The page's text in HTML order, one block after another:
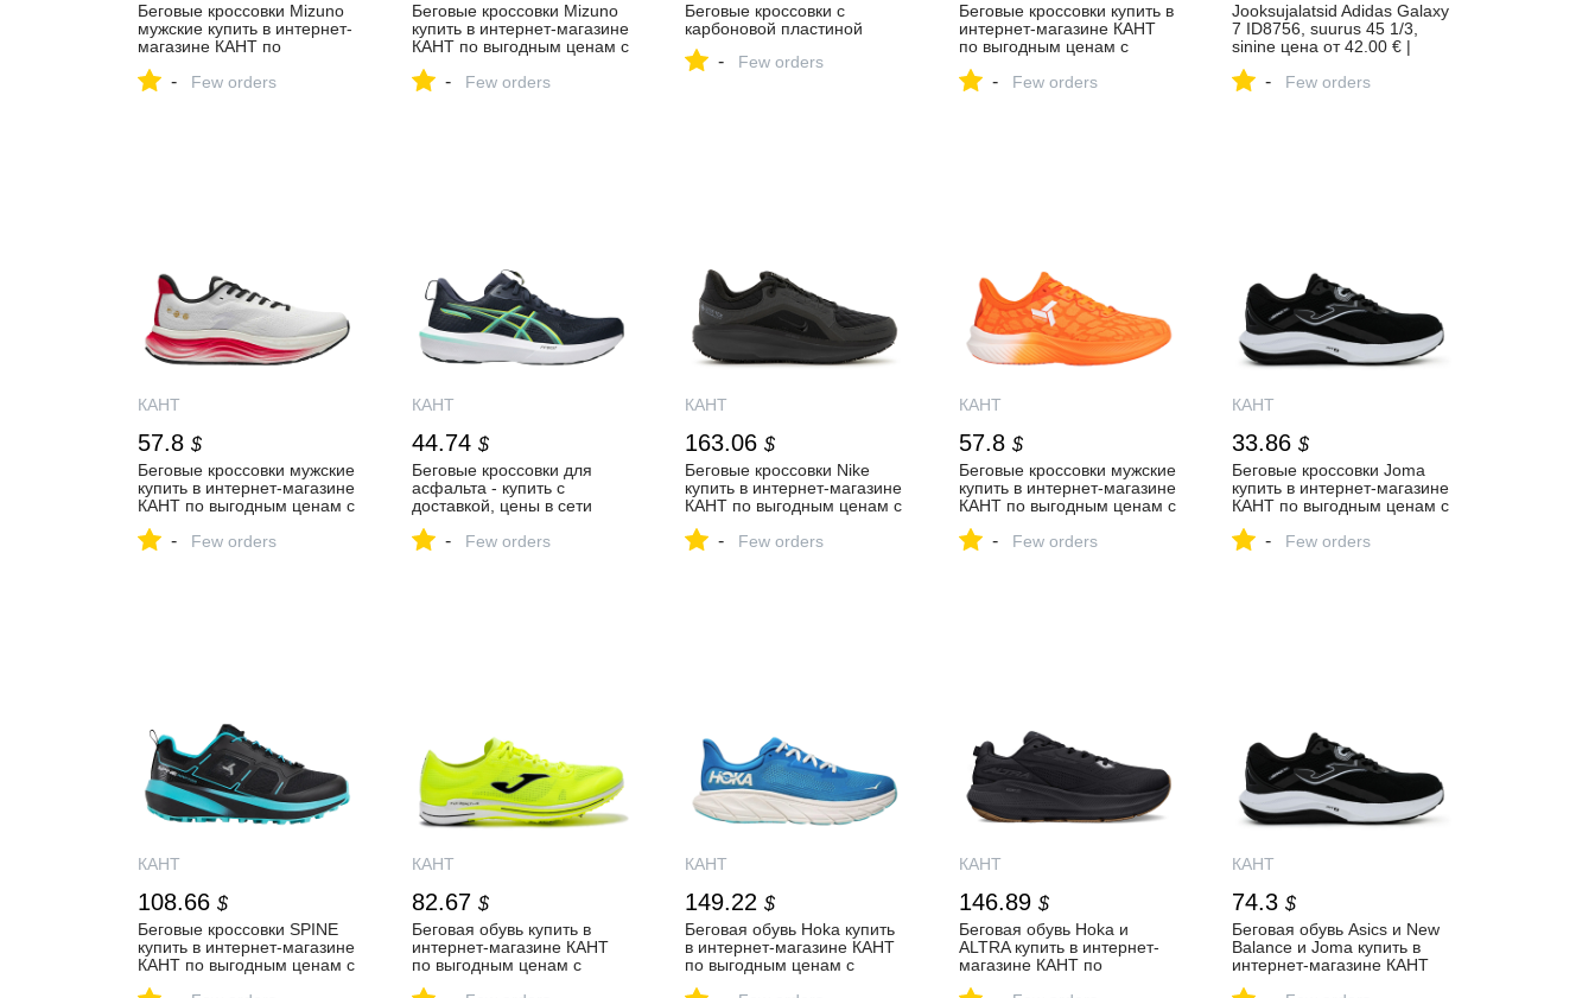
Беговые кроссовки Mizuno
мужские купить в интернет-
магазине КАНТ по
доставкой по Москве и
- Few orders
Беговые кроссовки Mizuno
купить в интернет-магазине
КАНТ по выгодным ценам с
России
- Few orders
Беговые кроссовки с
карбоновой пластиной
- Few orders
Беговые кроссовки купить в
интернет-магазине КАНТ
по выгодным ценам с
России
- Few orders
Jooksujalatsid Adidas Galaxy
7 ID8756, suurus 45 1/3,
sinine цена от 42.00 € |
- Few orders
КАНТ
57.8 $
Беговые кроссовки мужские
купить в интернет-магазине
КАНТ по выгодным ценам с
России
- Few orders
КАНТ
44.74 $
Беговые кроссовки для
асфальта - купить с
доставкой, цены в сети
- Few orders
КАНТ
163.06 $
Беговые кроссовки Nike
купить в интернет-магазине
КАНТ по выгодным ценам с
России
- Few orders
КАНТ
57.8 $
Беговые кроссовки мужские
купить в интернет-магазине
КАНТ по выгодным ценам с
России
- Few orders
КАНТ
33.86 $
Беговые кроссовки Joma
купить в интернет-магазине
КАНТ по выгодным ценам с
России
- Few orders
КАНТ
108.66 $
Беговые кроссовки SPINE
купить в интернет-магазине
КАНТ по выгодным ценам с
КАНТ
82.67 $
Беговая обувь купить в
интернет-магазине КАНТ
по выгодным ценам с
КАНТ
149.22 $
Беговая обувь Hoka купить
в интернет-магазине КАНТ
по выгодным ценам с
КАНТ
146.89 $
Беговая обувь Hoka и
ALTRA купить в интернет-
магазине КАНТ по
КАНТ
74.3 $
Беговая обувь Asics и New
Balance и Joma купить в
интернет-магазине КАНТ